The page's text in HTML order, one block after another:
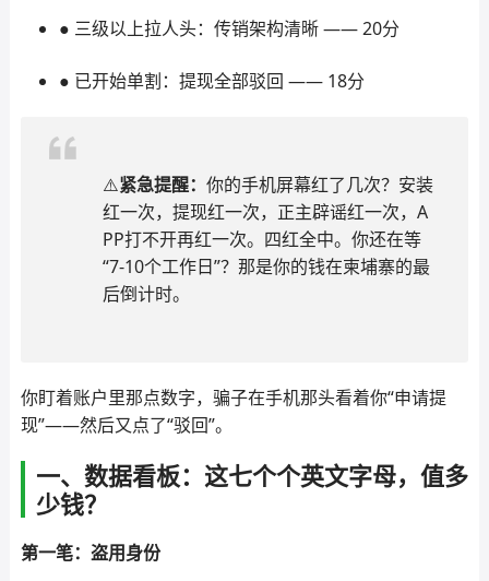
● 三级以上拉人头：传销架构清晰 —— 20分
● 已开始单割：提现全部驳回 —— 18分
⚠️紧急提醒： 你的手机屏幕红了几次？安装
红一次，提现红一次，正主辟谣红一次，A
PP打不开再红一次。四红全中。你还在等
“7-10个工作日”？那是你的钱在柬埔寨的最
后倒计时。
你盯着账户里那点数字，骗子在手机那头看着你“申请提
现”——然后又点了“驳回”。
一、数据看板：这七个个英文字母，值多
少钱？
第一笔：盗用身份